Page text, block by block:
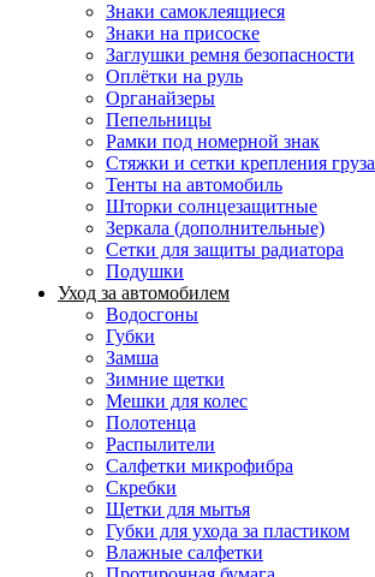
Знаки самоклеящиеся
Знаки на присоске
Заглушки ремня безопасности
Оплётки на руль
Органайзеры
Пепельницы
Рамки под номерной знак
Стяжки и сетки крепления груза
Тенты на автомобиль
Шторки солнцезащитные
Зеркала (дополнительные)
Сетки для защиты радиатора
Подушки
Уход за автомобилем
Водосгоны
Губки
Замша
Зимние щетки
Мешки для колес
Полотенца
Распылители
Салфетки микрофибра
Скребки
Щетки для мытья
Губки для ухода за пластиком
Влажные салфетки